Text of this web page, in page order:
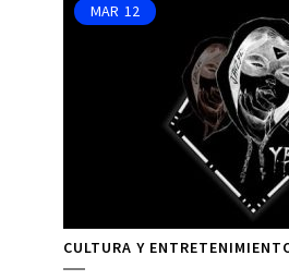
MAR 12
CULTURA Y